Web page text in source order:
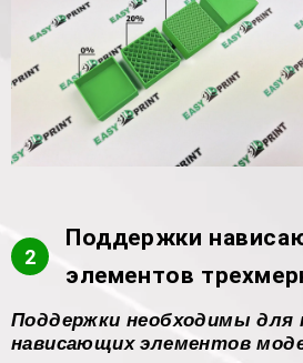
2
Поддержки
элементов
Поддержки необходимы для
нависающих элементов